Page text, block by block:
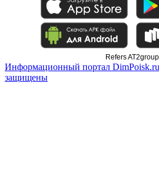
Refers AT2group
Информационный портал
защищены